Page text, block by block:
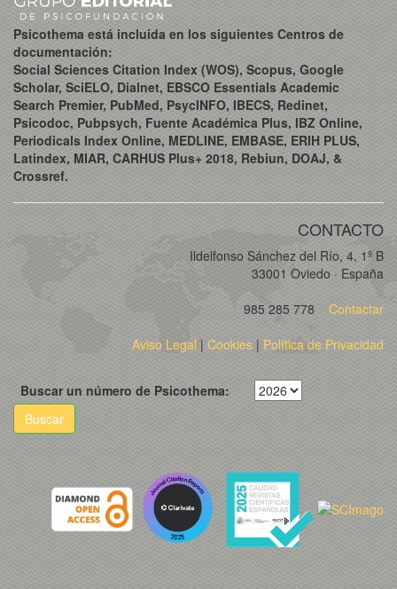
Psicothema está incluida en los siguientes Centros de
documentación:
Social Sciences Citation Index (WOS), Scopus, Google
Scholar, SciELO, Dialnet, EBSCO Essentials Academic
Search Premier, PubMed, PsycINFO, IBECS, Redinet,
Psicodoc, Pubpsych, Fuente Académica Plus, IBZ Online,
Periodicals Index Online, MEDLINE, EMBASE, ERIH PLUS,
Latindex, MIAR, CARHUS Plus+ 2018, Rebiun, DOAJ, &
Crossref.
CONTACTO
Ildelfonso Sánchez del Río, 4, 1º B
33001 Oviedo · España
985 285 778
Contactar
Aviso Legal| Cookies | Política de Privacidad
Buscar un número de Psicothema:
Buscar